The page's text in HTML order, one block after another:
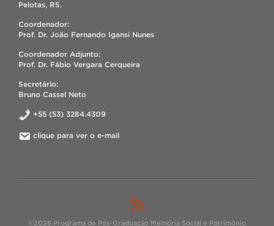
Pelotas, RS.
Coordenador:
Prof. Dr. João Fernando Igansi Nunes
Coordenador Adjunto:
Prof. Dr. Fábio Vergara Cerqueira
Secretário:
Bruno Cassel Neto
+55 (53) 3284.4309
clique para ver o e-mail
©2026 Programa de Pós-Graduação Memória Social e Patrimônio